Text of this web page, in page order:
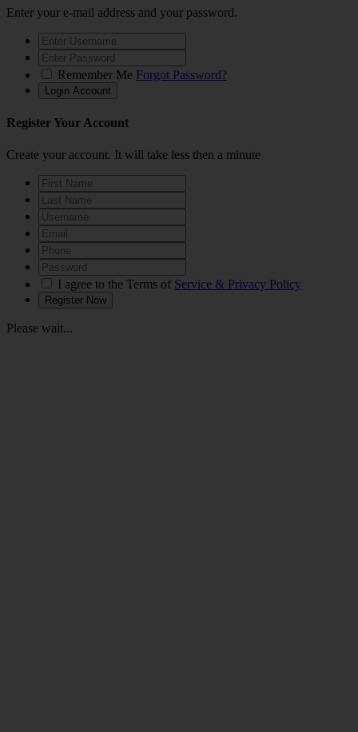
Enter your e-mail address and your password.
Remember Me Forgot Password?
Register Your Account
Create your account. It will take less then a minute
I agree to the Terms of Service & Privacy Policy
Please wait...